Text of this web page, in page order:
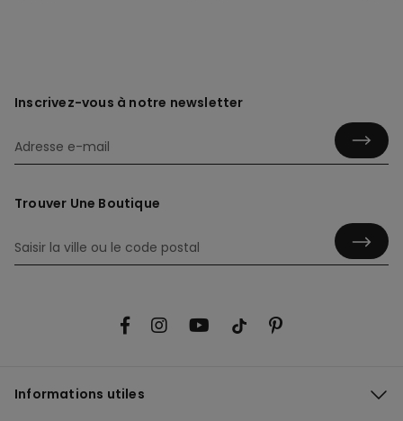
Inscrivez-vous à notre newsletter
Trouver Une Boutique
Informations utiles